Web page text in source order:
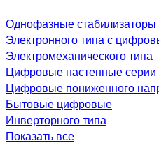
Однофазные стабилизаторы
Электронного типа с
Электромеханического типа
Цифровые настенные серии
Цифровые пониженного
Бытовые цифровые
Инверторного типа
Показать все